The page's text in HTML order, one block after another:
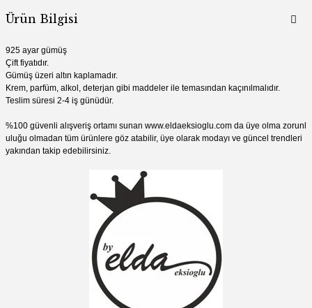
Ürün Bilgisi
925 ayar gümüş
Çift fiyatıdır.
Gümüş üzeri altın kaplamadır.
Krem, parfüm, alkol, deterjan gibi madde ler ile temasından kaçınılmalıdır.
Teslim süresi 2-4 iş günüdür.
%100 güvenli alışveriş ortamı sunan www.eldaeksioglu.comda üye olma zorunl
uluğu olmadan tüm ürünlere göz atabilir, üye olarak modayı ve güncel trendleri
yakından takip edebilirsiniz.